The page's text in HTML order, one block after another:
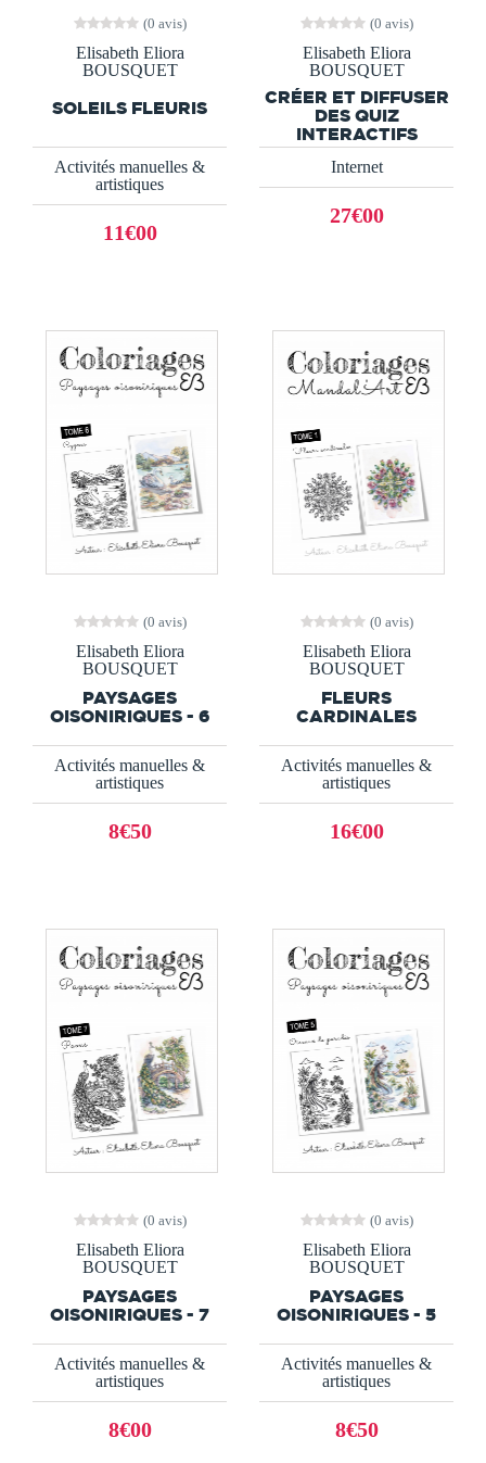
(0 avis)
Elisabeth Eliora
BOUSQUET
SOLEILS FLEURIS
Activités manuelles &
artistiques
11€00
(0 avis)
Elisabeth Eliora
BOUSQUET
CRÉER ET DIFFUSER
DES QUIZ
INTERACTIFS
Internet
27€00
(0 avis)
Elisabeth Eliora
BOUSQUET
PAYSAGES
OISONIRIQUES - 6
Activités manuelles &
artistiques
8€50
(0 avis)
Elisabeth Eliora
BOUSQUET
FLEURS
CARDINALES
Activités manuelles &
artistiques
16€00
(0 avis)
Elisabeth Eliora
BOUSQUET
PAYSAGES
OISONIRIQUES - 7
Activités manuelles &
artistiques
8€00
(0 avis)
Elisabeth Eliora
BOUSQUET
PAYSAGES
OISONIRIQUES - 5
Activités manuelles &
artistiques
8€50